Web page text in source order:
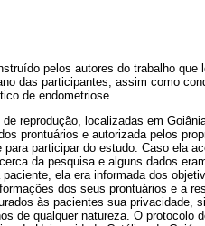
pelos au­tores do trabalho que
das participantes, assim como
de endometriose.
reprodução, lo­calizadas em
prontuários e autorizada pelos
participar do estudo. Caso ela
da pesquisa e alguns dados
ela era informada dos
dos seus prontuários e a
às pacientes sua privacidade,
de qualquer natureza. O protocolo